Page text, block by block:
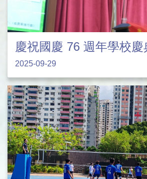
慶祝國慶 76 週年學校慶
2025-09-29